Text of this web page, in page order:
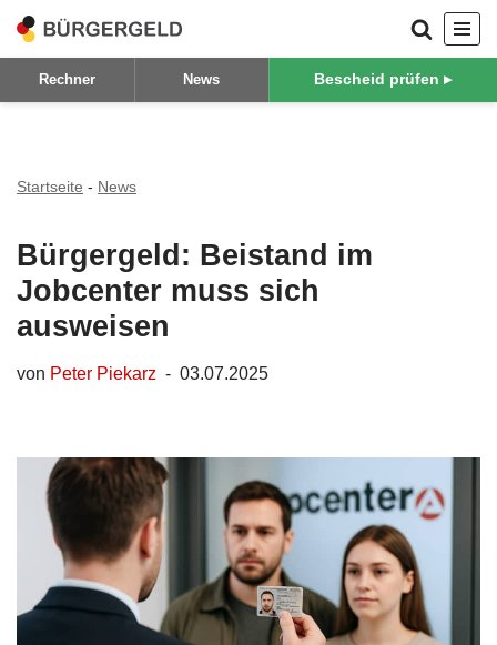
Zum
Inhalt
Rechner News Bescheid prüfen ▸
Startseite - News
Bürgergeld: Beistand im
Jobcenter muss sich
ausweisen
von Peter Piekarz 03.07.2025